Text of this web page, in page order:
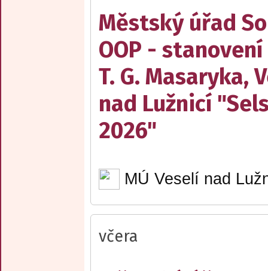
Městský úřad
OOP -
T. G. Masaryka,
nad Lužnicí
2026"
MÚ Veselí nad
včera